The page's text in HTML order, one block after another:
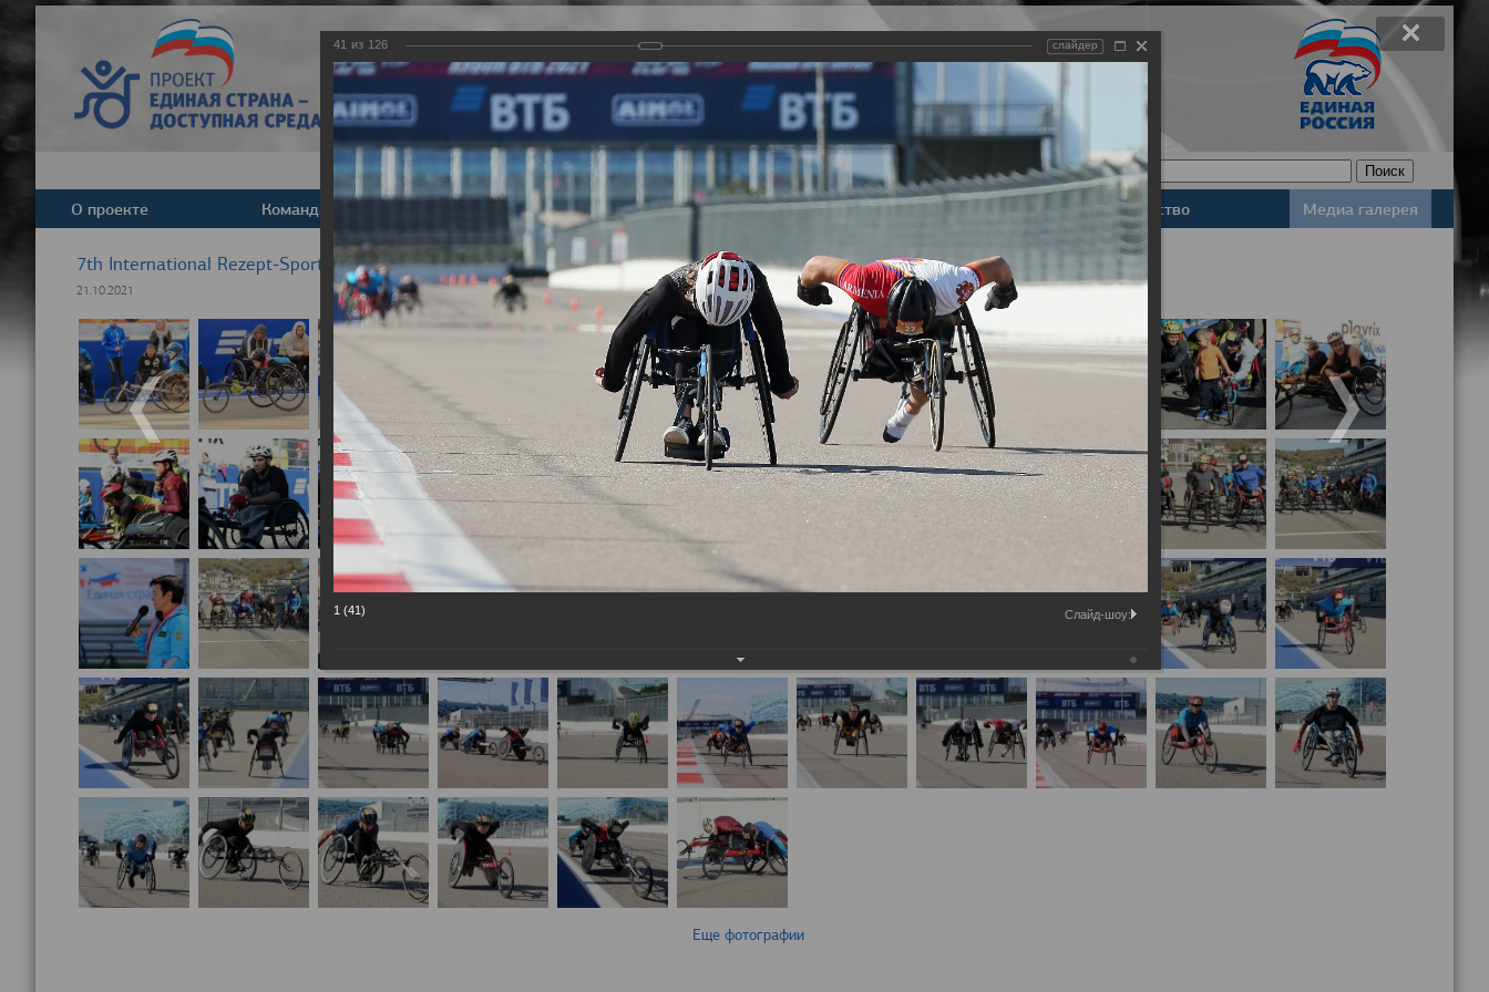
Задать вопрос
Версия для слабовидящих
О проекте Команда Деятельность Базы данных Законодательство Медиа галерея
7th International Rezept-Sport Wheelchair Half Marathon
21.10.2021
Еще фотографии
41 из 126 слайдер
1 (41) Слайд-шоу: